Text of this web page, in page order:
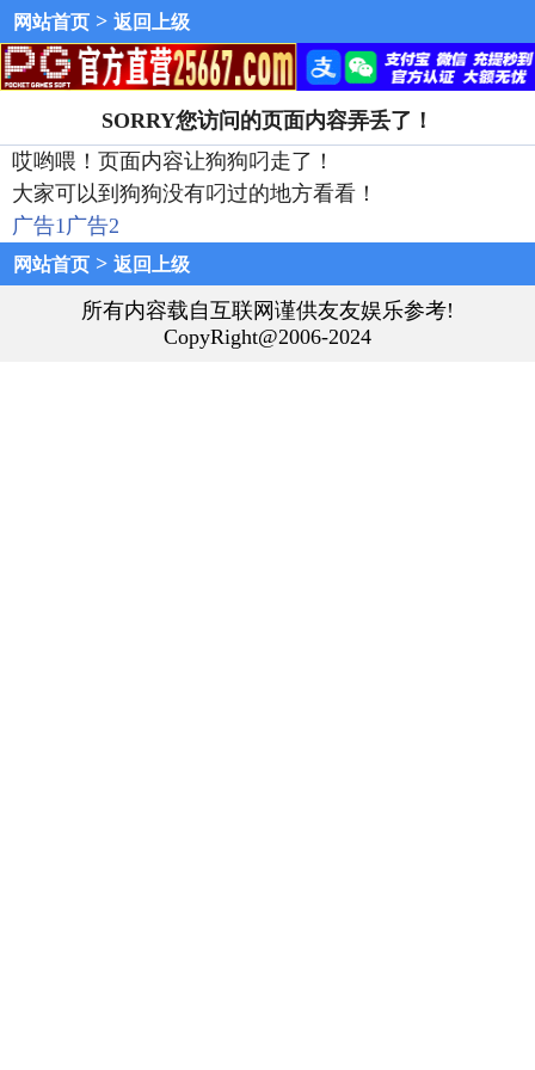
网站首页 > 返回上级
SORRY您访问的页面内容弄丢了！
哎哟喂！页面内容让狗狗叼走了！
大家可以到狗狗没有叼过的地方看看！
广告1广告2
网站首页 > 返回上级
所有内容载自互联网谨供友友娱乐参考!
CopyRight@2006-2024